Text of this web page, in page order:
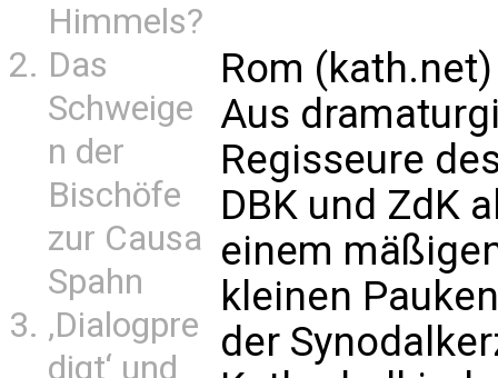
Himmels?
Das
Schweige
n der
Bischöfe
zur Causa
Spahn
‚Dialogpre
digt‘ und
Rom (kath.net)
Aus
Regisseure
DBK und
einem
kleinen
der